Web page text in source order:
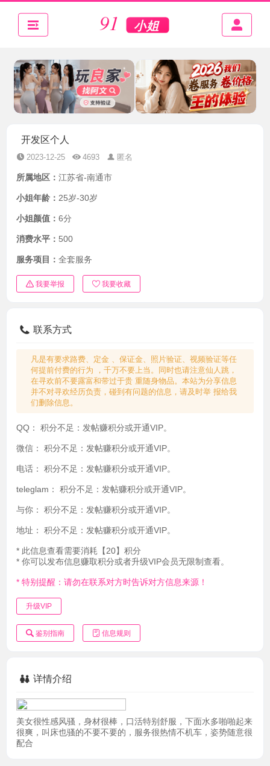
开发区个人
2023-12-25 4693 匿名
所属地区： 江苏省-南通市
小姐年龄： 25岁-30岁
小姐颜值： 6分
消费水平： 500
服务项目： 全套服务
我要举报 我要收藏
联系方式
凡是有要求路费、定金 、保证金、照片验证、视频验证等任
何提前付费的行为 ，千万不要上当。同时也请注意仙人跳，
在寻欢前不要露富和带过于贵 重随身物品。本站为分享信息
并不对寻欢经历负责，碰到有问题的信息，请及时举 报给我
们删除信息。
QQ： 积分不足：发帖赚积分或开通VIP。
微信： 积分不足：发帖赚积分或开通VIP。
电话： 积分不足：发帖赚积分或开通VIP。
teleglam： 积分不足：发帖赚积分或开通VIP。
与你： 积分不足：发帖赚积分或开通VIP。
地址： 积分不足：发帖赚积分或开通VIP。
* 此信息查看需要消耗【20】积分
* 你可以发布信息赚取积分或者升级VIP会员无限制查看。
* 特别提醒：请勿在联系对方时告诉对方信息来源！
升级VIP
鉴别指南 信息规则
详情介绍
美女很性感风骚，身材很棒，口活特别舒服，下面水多啪啪起来
很爽，叫床也骚的不要不要的，服务很热情不机车，姿势随意很
配合